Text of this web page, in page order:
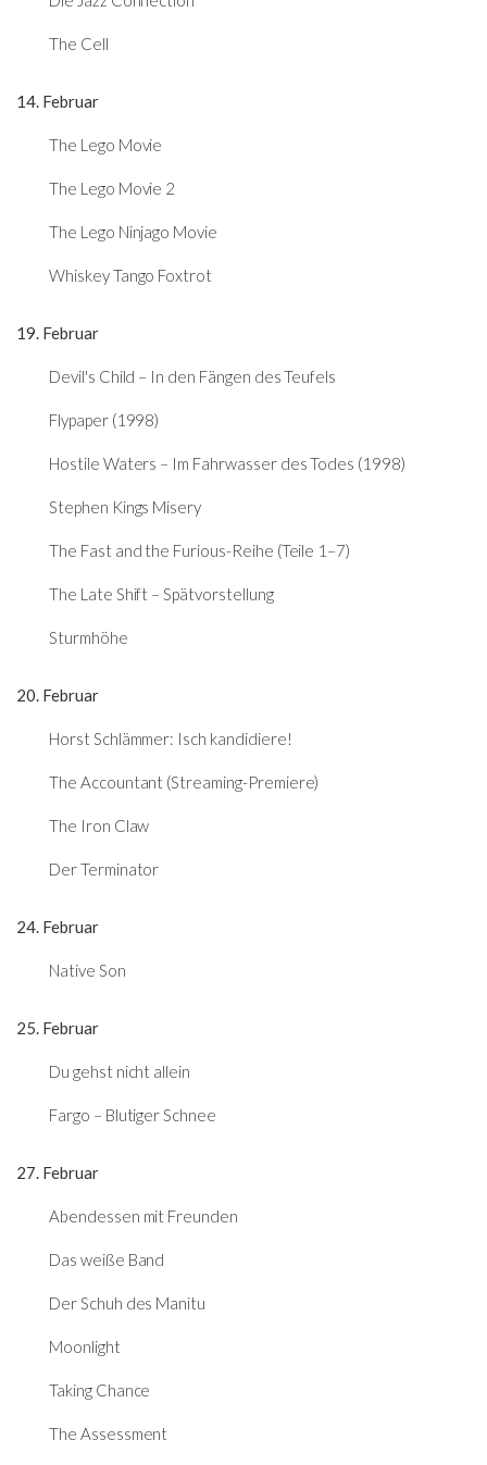
The Cell
14. Februar
The Lego Movie
The Lego Movie 2
The Lego Ninjago Movie
Whiskey Tango Foxtrot
19. Februar
Devil's Child – In den Fängen des Teufels
Flypaper (1998)
Hostile Waters – Im Fahrwasser des Todes (1998)
Stephen Kings Misery
The Fast and the Furious-Reihe (Teile 1–7)
The Late Shift – Spätvorstellung
Sturmhöhe
20. Februar
Horst Schlämmer: Isch kandidiere!
The Accountant (Streaming-Premiere)
The Iron Claw
Der Terminator
24. Februar
Native Son
25. Februar
Du gehst nicht allein
Fargo – Blutiger Schnee
27. Februar
Abendessen mit Freunden
Das weiße Band
Der Schuh des Manitu
Moonlight
Taking Chance
The Assessment